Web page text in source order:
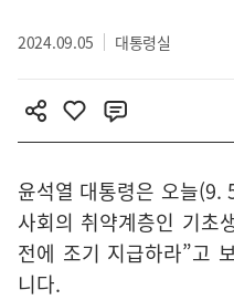
2024.09.05 대통령실
윤석열 대통령은 오늘(9.
사회의 취약계층인 기초
전에 조기 지급하라”고
니다.